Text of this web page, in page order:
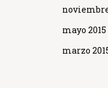
mayo 2015
marzo